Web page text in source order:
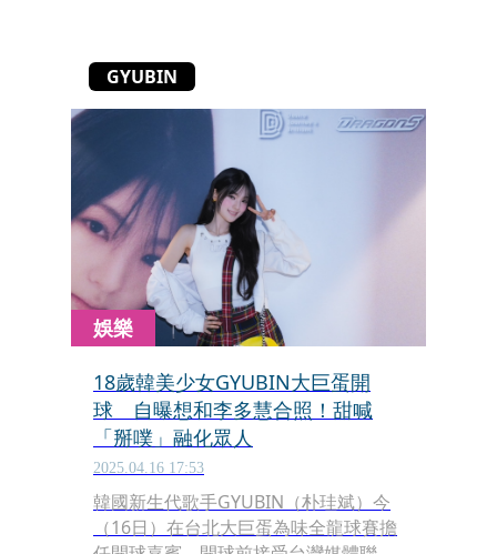
GYUBIN
娛樂
18歲韓美少女GYUBIN大巨蛋開
球 自曝想和李多慧合照！甜喊
「掰噗」融化眾人
2025.04.16 17:53
韓國新生代歌手GYUBIN（朴珪斌）今
（16日）在台北大巨蛋為味全龍球賽擔